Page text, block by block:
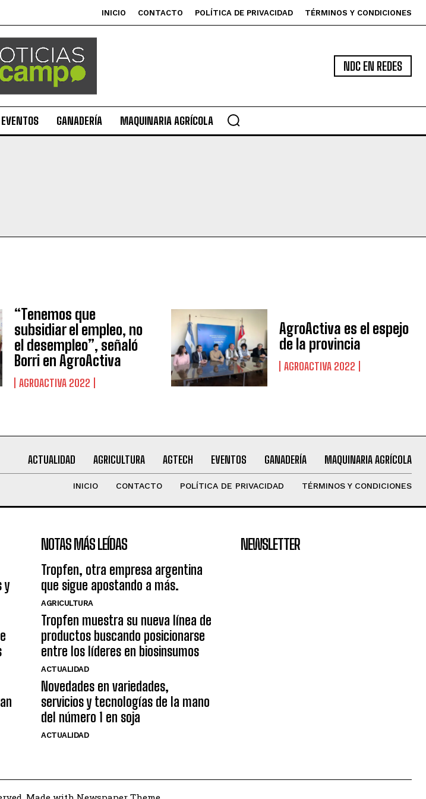
INICIO CONTACTO POLÍTICA DE PRIVACIDAD TÉRMINOS Y CONDICIONES
NDC EN REDES
EVENTOS GANADERÍA MAQUINARIA AGRÍCOLA
“Tenemos que
subsidiar el empleo, no
el desempleo”, señaló
Borri en AgroActiva
AGROACTIVA 2022
AgroActiva es el espejo
de la provincia
AGROACTIVA 2022
ACTUALIDAD AGRICULTURA AGTECH EVENTOS GANADERÍA MAQUINARIA AGRÍCOLA
INICIO CONTACTO POLÍTICA DE PRIVACIDAD TÉRMINOS Y CONDICIONES
y
NOTAS MÁS LEÍDAS
Tropfen, otra empresa argentina
que sigue apostando a más.
AGRICULTURA
Tropfen muestra su nueva línea de
productos buscando posicionarse
entre los líderes en biosinsumos
ACTUALIDAD
Novedades en variedades,
servicios y tecnologías de la mano
del número 1 en soja
ACTUALIDAD
NEWSLETTER